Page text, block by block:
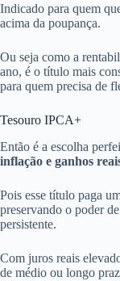
Indicado para quem
acima da poupança.
Ou seja como a
ano, é o título mais
para quem precisa de
Tesouro IPCA+
Então é a escolha
inflação e ganhos
Pois esse título paga
preservando o poder
persistente.
Com juros reais
de médio ou longo